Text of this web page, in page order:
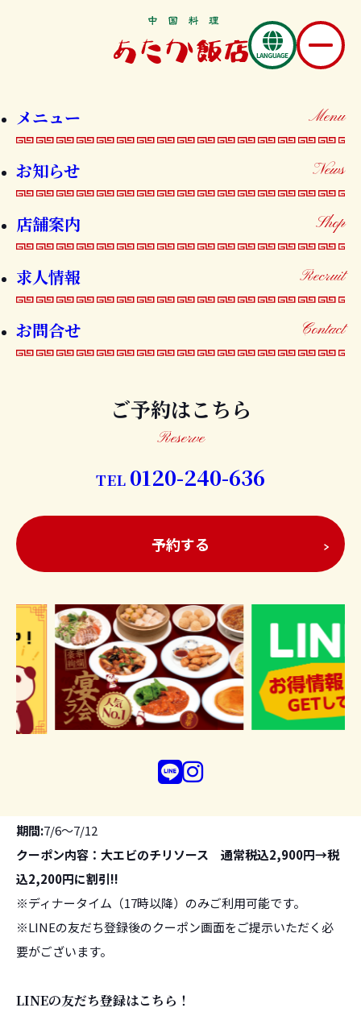
メニュー Menu
お知らせ News
店舗案内 Shop
求人情報 Recruit
お問合せ Contact
ご予約はこちら
Reserve
TEL 0120-240-636
予約する
大エビのチリソース 割引LINEクー
ポンが発行されました！
LINEの友だち登録でお得情報や特典がもらえます！
毎週日曜日には、お得なクーポンを発行しておりますので、
ぜひ、期間中にご利用ください。
今週のクーポンは？
期間:7/6～7/12
クーポン内容：大エビのチリソース 通常税込2,900円→税
込2,200円に割引!!
※ディナータイム（17時以降）のみご利用可能です。
※LINEの友だち登録後のクーポン画面をご提示いただく必
要がございます。
LINEの友だち登録はこちら！